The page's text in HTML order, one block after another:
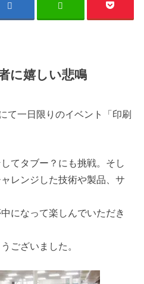
に嬉しい悲鳴
て一日限りのイベント「印刷
てタブー？にも挑戦。そし
レンジした技術や製品、サ
になって楽しんでいただき
ございました。